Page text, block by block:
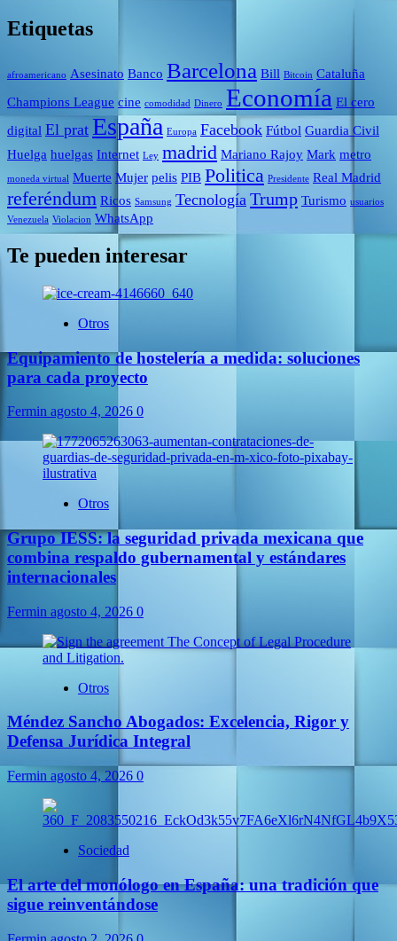
Etiquetas
afroamericano Asesinato Banco Barcelona Bill Bitcoin Cataluña
Champions League cine comodidad Dinero Economía El cero
digital El prat España Europa Facebook Fútbol Guardia Civil
Huelga huelgas Internet Ley madrid Mariano Rajoy Mark metro
moneda virtual Muerte Mujer pelis PIB Politica Presidente Real Madrid
referéndum Ricos Samsung Tecnología Trump Turismo usuarios
Venezuela Violacion WhatsApp
Te pueden interesar
Otros
Equipamiento de hostelería a medida: soluciones
para cada proyecto
Fermin agosto 4, 2026 0
Otros
Grupo IESS: la seguridad privada mexicana que
combina respaldo gubernamental y estándares
internacionales
Fermin agosto 4, 2026 0
Otros
Méndez Sancho Abogados: Excelencia, Rigor y
Defensa Jurídica Integral
Fermin agosto 4, 2026 0
Sociedad
El arte del monólogo en España: una tradición que
sigue reinventándose